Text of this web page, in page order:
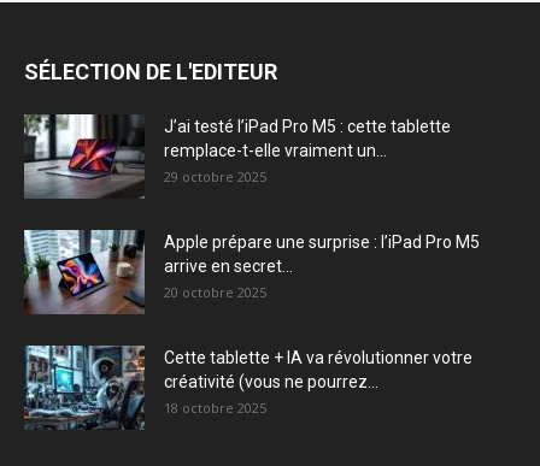
SÉLECTION DE L'EDITEUR
J’ai testé l’iPad Pro M5 : cette tablette
remplace-t-elle vraiment un...
29 octobre 2025
Apple prépare une surprise : l’iPad Pro M5
arrive en secret...
20 octobre 2025
Cette tablette + IA va révolutionner votre
créativité (vous ne pourrez...
18 octobre 2025